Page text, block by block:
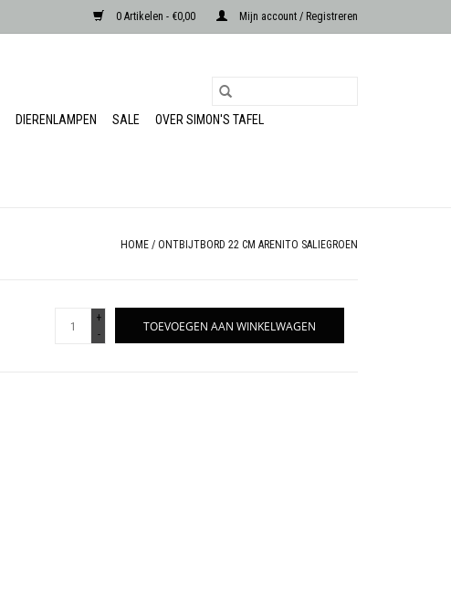
0 Artikelen - €0,00 Mijn account / Registreren
DIERENLAMPEN SALE
OVER SIMON'S TAFEL
HOME / ONTBIJTBORD 22 CM ARENITO SALIEGROEN
+
-
TOEVOEGEN AAN WINKELWAGEN